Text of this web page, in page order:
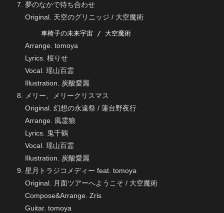
夢のなかで待ち合わせ
Original. 天空のグリニッジ / 大空魔術
    車椅子の未来宇宙 / 大空魔術
Arrange. tomoya
Lyrics. 桜りせ
Vocal. 瑶山百霊
Illustration. 炭酸愛麗
メリー、メリークリスマス
Original. 幻想の永遠祭 / 蓮台野夜行
Arrange. 風霊狼
Lyrics. 鬼千鶴
Vocal. 瑶山百霊
Illustration. 炭酸愛麗
星月トラジコメディー feat. tomoya
Original. 月面ツアーへようこそ / 大空魔術
Compose&Arrange. Zris
Guitar. tomoya